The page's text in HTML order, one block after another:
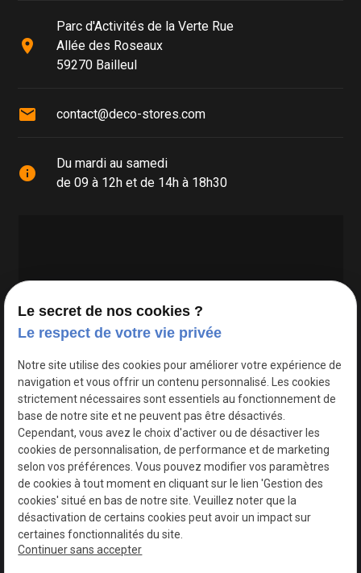
place
Parc d'Activités de la Verte Rue
Allée des Roseaux
59270 Bailleul
mail contact@deco-stores.com
info
Du mardi au samedi
de 09 à 12h et de 14h à 18h30
Google Maps Search API est désactivé.
Le secret de nos cookies ?
Le respect de votre vie privée
Notre site utilise des cookies pour améliorer votre expérience de
navigation et vous offrir un contenu personnalisé. Les cookies
strictement nécessaires sont essentiels au fonctionnement de
base de notre site et ne peuvent pas être désactivés.
Cependant, vous avez le choix d'activer ou de désactiver les
cookies de personnalisation, de performance et de marketing
selon vos préférences. Vous pouvez modifier vos paramètres
de cookies à tout moment en cliquant sur le lien 'Gestion des
cookies' situé en bas de notre site. Veuillez noter que la
désactivation de certains cookies peut avoir un impact sur
certaines fonctionnalités du site.
Continuer sans accepter